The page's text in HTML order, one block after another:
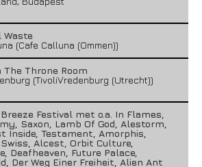
Waste
(Cafe Calluna (Ommen))
The Throne Room
(TivoliVredenburg (Utrecht))
Festival met o.a. In Flames,
Saxon, Lamb Of God, Alestorm,
Inside, Testament, Amorphis,
Alcest, Orbit Culture,
Deafheaven, Future Palace,
Der Weg Einer Freiheit, Alien Ant